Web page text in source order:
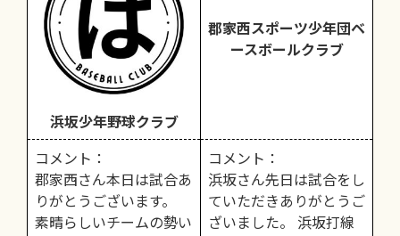
浜坂少年野球クラブ
郡家西スポーツ少年団ベ
ースボールクラブ
コメント：
郡家西さん本日は試合あ
りがとうございます。
素晴らしいチームの勢い
コメント：
浜坂さん先日は試合をし
ていただきありがとうご
ざいました。 浜坂打線